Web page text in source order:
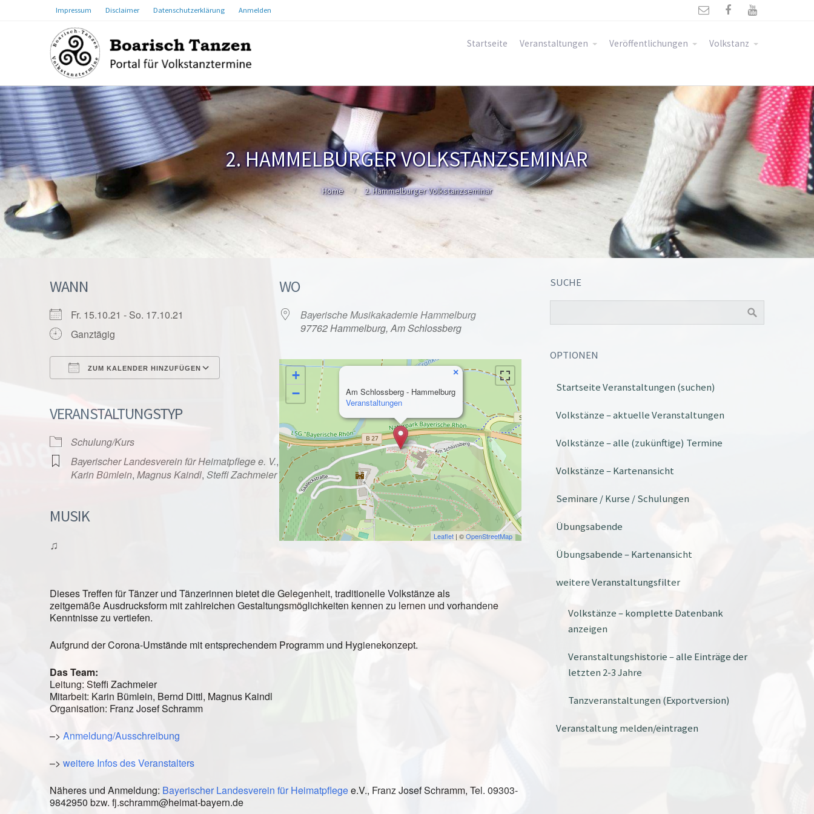
Impressum Disclaimer Datenschutzerklärung Anmelden   
Startseite Veranstaltungen Veröffentlichungen Volkstanz
2. HAMMELBURGER VOLKSTANZSEMINAR
Home 2. Hammelburger Volkstanzseminar
WANN
Fr. 15.10.21 - So. 17.10.21
Ganztägig
ZUM KALENDER HINZUFÜGEN
Google Kalender iCalendar Office 365 Outlook Live
VERANSTALTUNGSTYP
Schulung/Kurs
Bayerischer Landesverein für Heimatpflege e. V.,
Karin Bümlein, Magnus Kaindl, Steffi Zachmeier
MUSIK
♫
WO
Bayerische Musikakademie Hammelburg
97762 Hammelburg, Am Schlossberg
Am Schlossberg - Hammelburg
Veranstaltungen
×
+
−
Leaflet| ©OpenStreetMap
Dieses Treffen für Tänzer und Tänzerinnen bietet die Gelegenheit, traditionelle Volkstänze als
zeitgemäße Ausdrucksform mit zahlreichen Gestaltungsmöglichkeiten kennen zu lernen und vorhandene
Kenntnisse zu vertiefen.
Aufgrund der Corona-Umstände mit entsprechendem Programm und Hygienekonzept.
Das Team:
Leitung: Steffi Zachmeier
Mitarbeit: Karin Bümlein, Bernd Dittl, Magnus Kaindl
Organisation: Franz Josef Schramm
–> Anmeldung/Ausschreibung
–> weitere Infos des Veranstalters
Näheres und Anmeldung: Bayerischer Landesverein für Heimatpflegee.V., Franz Josef Schramm, Tel. 09303-
9842950 bzw. fj.schramm@heimat-bayern.de
SUCHE
OPTIONEN
Startseite Veranstaltungen (suchen)
Volkstänze – aktuelle Veranstaltungen
Volkstänze – alle (zukünftige) Termine
Volkstänze – Kartenansicht
Seminare / Kurse / Schulungen
Übungsabende
Übungsabende – Kartenansicht
weitere Veranstaltungsfilter
Volkstänze – komplette Datenbank
anzeigen
Veranstaltungshistorie – alle Einträge der
letzten 2-3 Jahre
Tanzveranstaltungen (Exportversion)
Veranstaltung melden/eintragen